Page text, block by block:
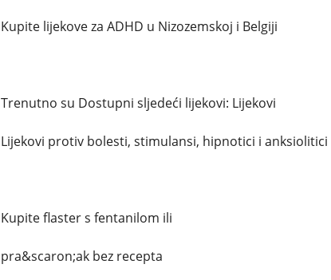
Kupite lijekove za ADHD u Nizozemskoj i Belgiji
Trenutno su Dostupni sljedeći lijekovi: Lijekovi
Lijekovi protiv bolesti, stimulansi, hipnotici i anksiolitici
Kupite flaster s fentanilom ili
pra&scaron;ak bez recepta